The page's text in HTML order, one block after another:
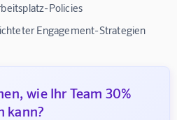
Policies
Engagement-Strategien
wie Ihr Team 30%
kann?